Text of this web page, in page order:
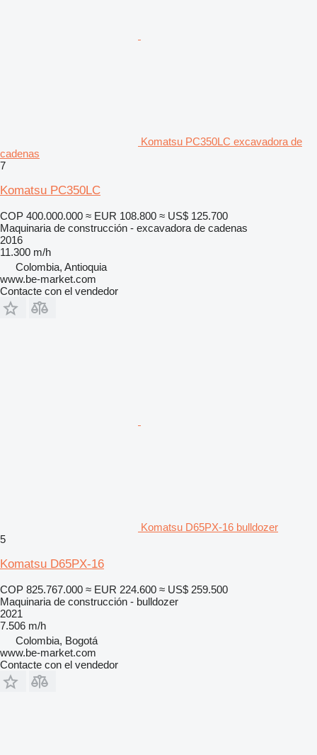
Komatsu PC350LC excavadora de
cadenas
7
Komatsu PC350LC
COP 400.000.000 ≈ EUR 108.800 ≈ US$ 125.700
Maquinaria de construcción - excavadora de cadenas
2016
11.300 m/h
Colombia, Antioquia
www.be-market.com
Contacte con el vendedor
Komatsu D65PX-16 bulldozer
5
Komatsu D65PX-16
COP 825.767.000 ≈ EUR 224.600 ≈ US$ 259.500
Maquinaria de construcción - bulldozer
2021
7.506 m/h
Colombia, Bogotá
www.be-market.com
Contacte con el vendedor